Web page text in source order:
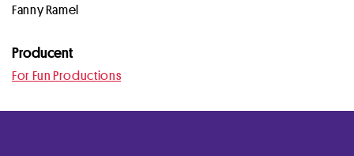
Fanny Ramel
Producent
For Fun Productions